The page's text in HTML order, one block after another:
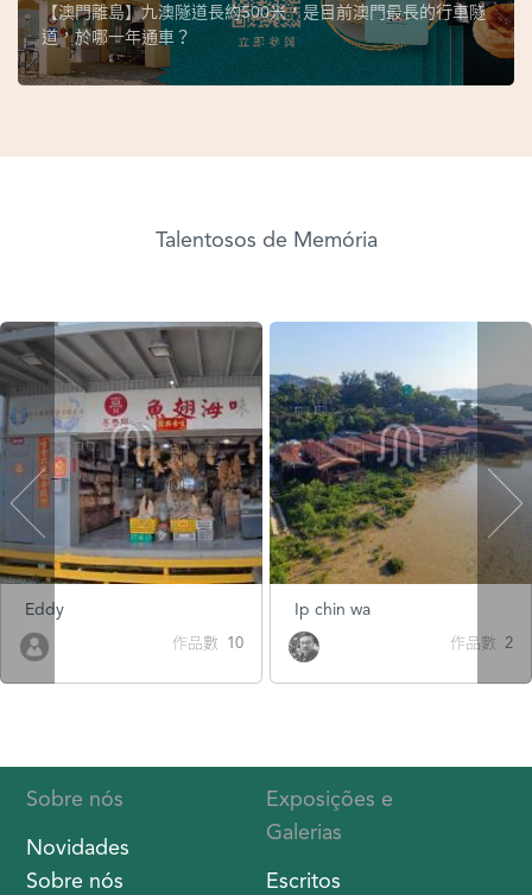
【澳門離島】九澳隧道長約500米，是目前澳門最長的行車隧
道，於哪一年通車？
Talentosos de Memória
Eddy
作品數 10
Ip chin wa
作品數 2
Sobre nós
Novidades
Sobre nós
Exposições e
Galerias
Escritos